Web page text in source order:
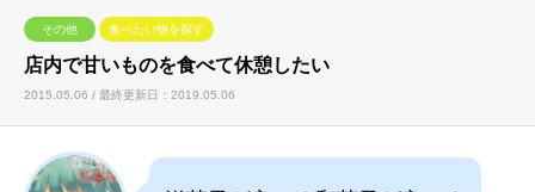
その他 食べたい物を探す
店内で甘いものを食べて休憩したい
2015.05.06 / 最終更新日：2019.05.06